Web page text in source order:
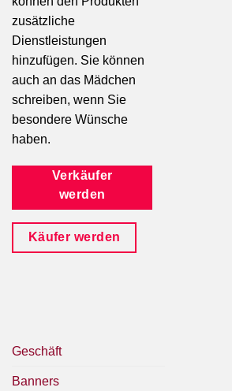
zusätzliche
Dienstleistungen
hinzufügen. Sie können
auch an das Mädchen
schreiben, wenn Sie
besondere Wünsche
haben.
Verkäufer
werden
Käufer werden
Geschäft
Banners